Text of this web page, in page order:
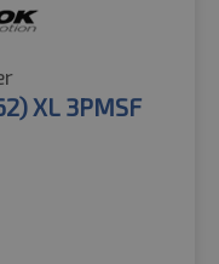
XL 3PMSF